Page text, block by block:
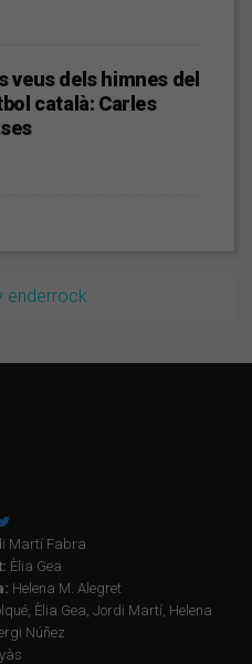
veus dels himnes del
català: Carles
enderrock
Martí Fabra
Èlia Gea
Helena M. Alegret
Èlia Gea, Jordi Martí, Helena
Núñez